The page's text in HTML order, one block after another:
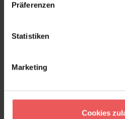
Präferenzen
Statistiken
Marketing
Cookies